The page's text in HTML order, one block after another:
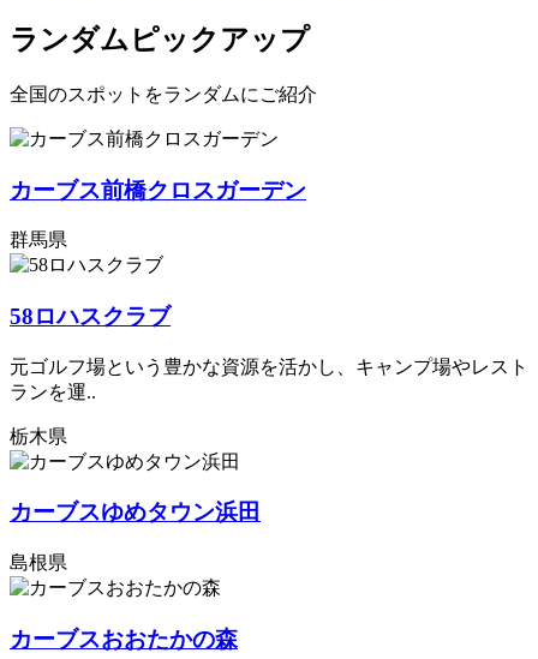
ランダムピックアップ
全国のスポットをランダムにご紹介
カーブス前橋クロスガーデン
群馬県
58ロハスクラブ
元ゴルフ場という豊かな資源を活かし、キャンプ場やレスト
ランを運..
栃木県
カーブスゆめタウン浜田
島根県
カーブスおおたかの森